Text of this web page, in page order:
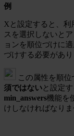
例
Xと設定すると、利
スを選択しないと
ョンを順位づけに
づけする必要があり
この属性を順
須ではないと設定
min_answers機能を
けしなければなりま